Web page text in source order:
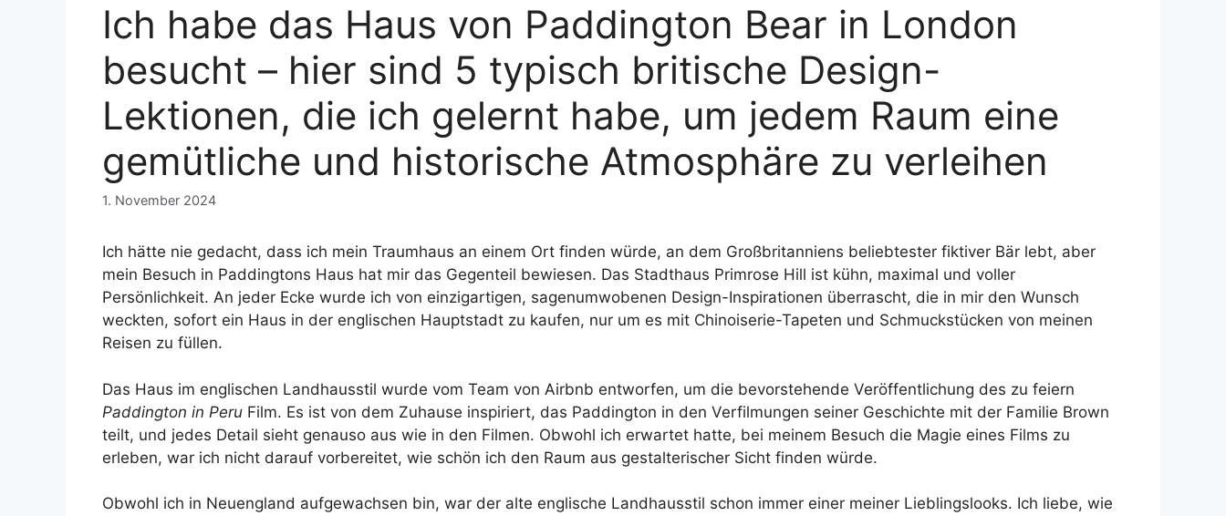
Ich habe das Haus von Paddington Bear in London
besucht – hier sind 5 typisch britische Design-
Lektionen, die ich gelernt habe, um jedem Raum eine
gemütliche und historische Atmosphäre zu verleihen
1. November 2024
Ich hätte nie gedacht, dass ich mein Traumhaus an einem Ort finden würde, an dem Großbritanniens beliebtester fiktiver Bär lebt, aber
mein Besuch in Paddingtons Haus hat mir das Gegenteil bewiesen. Das Stadthaus Primrose Hill ist kühn, maximal und voller
Persönlichkeit. An jeder Ecke wurde ich von einzigartigen, sagenumwobenen Design-Inspirationen überrascht, die in mir den Wunsch
weckten, sofort ein Haus in der englischen Hauptstadt zu kaufen, nur um es mit Chinoiserie-Tapeten und Schmuckstücken von meinen
Reisen zu füllen.
Das Haus im englischen Landhausstil wurde vom Team von Airbnb entworfen, um die bevorstehende Veröffentlichung des zu feiern
Paddington in Peru Film. Es ist von dem Zuhause inspiriert, das Paddington in den Verfilmungen seiner Geschichte mit der Familie Brown
teilt, und jedes Detail sieht genauso aus wie in den Filmen. Obwohl ich erwartet hatte, bei meinem Besuch die Magie eines Films zu
erleben, war ich nicht darauf vorbereitet, wie schön ich den Raum aus gestalterischer Sicht finden würde.
Obwohl ich in Neuengland aufgewachsen bin, war der alte englische Landhausstil schon immer einer meiner Lieblingslooks. Ich liebe, wie